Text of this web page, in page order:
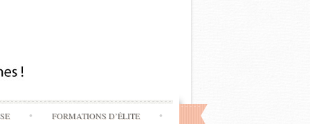
FORMATIONS D’ÉLITE